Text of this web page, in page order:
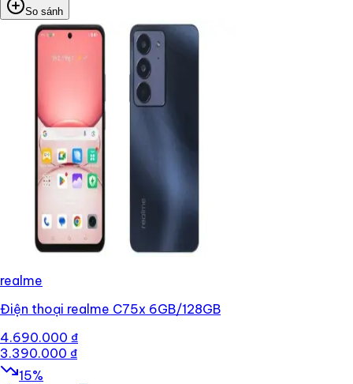
So sánh
realme
Điện thoại realme C75x 6GB/128GB
4.690.000 ₫
3.390.000 ₫
15%